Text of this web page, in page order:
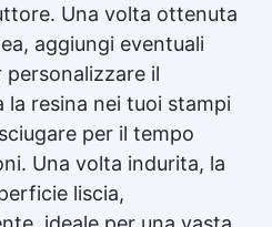
Una volta ottenuta
aggiungi eventuali
il
la resina nei tuoi stampi
per il tempo
Una volta indurita, la
liscia,